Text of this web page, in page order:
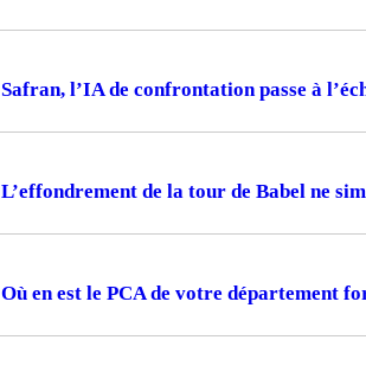
Safran, l’IA de confrontation passe à
L’effondrement de la tour de Babel ne
Où en est le PCA de votre département